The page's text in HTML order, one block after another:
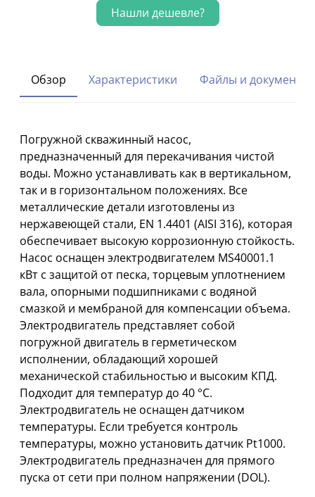
Обзор Характеристики Файлы и документы
Погружной скважинный насос,
предназначенный для перекачивания чистой
воды. Можно устанавливать как в вертикальном,
так и в горизонтальном положениях. Все
металлические детали изготовлены из
нержавеющей стали, EN 1.4401 (AISI 316), которая
обеспечивает высокую коррозионную стойкость.
Насос оснащен электродвигателем MS40001.1
кВт с защитой от песка, торцевым уплотнением
вала, опорными подшипниками с водяной
смазкой и мембраной для компенсации объема.
Электродвигатель представляет собой
погружной двигатель в герметическом
исполнении, обладающий хорошей
механической стабильностью и высоким КПД.
Подходит для температур до 40 °C.
Электродвигатель не оснащен датчиком
температуры. Если требуется контроль
температуры, можно установить датчик Pt1000.
Электродвигатель предназначен для прямого
пуска от сети при полном напряжении (DOL).